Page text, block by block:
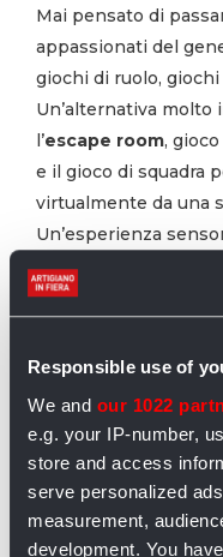
Responsible use of
We and our 1022
e.g. your IP-number,
store and access
serve personalized
measurement,
development. You
Mai pensato di
appassionati del
giochi di ruolo,
Un’alternativa
l’escape room,
e il gioco di squadra
virtualmente da una
Un’esperienza
catapultati in una
dove il tempo è